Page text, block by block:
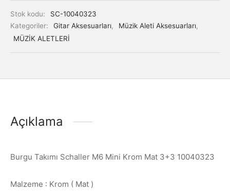
Stok kodu:
SC-10040323
Kategoriler:
Gitar Aksesuarları, Müzik Aleti Aksesuarları,
MÜZİK ALETLERİ
Açıklama
Burgu Takımı Schaller M6 Mini Krom Mat 3+3 10040323
Malzeme : Krom ( Mat )